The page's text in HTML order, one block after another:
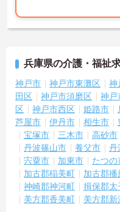
兵庫県の介護・福祉
神戸市 神戸市東灘区 神
田区
神戸市須磨区 神戸
区
神戸市西区 姫路市
芦屋市
伊丹市 相生市
宝塚市
三木市 高砂市
丹波篠山市
養父市 丹
宍粟市
加東市 たつの
加古郡稲美町
加古郡播
神崎郡神河町
揖保郡太
美方郡香美町
美方郡新